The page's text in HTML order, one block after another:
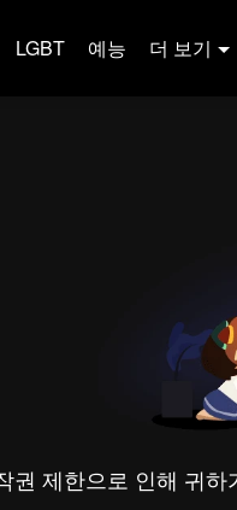
LGBT 예능 더 보기
권 제한으로 인해 귀